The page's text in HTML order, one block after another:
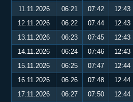
11.11.2026
06:21 07:42 12:43
12.11.2026
06:22 07:44 12:43
13.11.2026
06:23 07:45 12:43
14.11.2026
06:24 07:46 12:43
15.11.2026
06:25 07:47 12:44
16.11.2026
06:26 07:48 12:44
17.11.2026
06:27 07:50 12:44